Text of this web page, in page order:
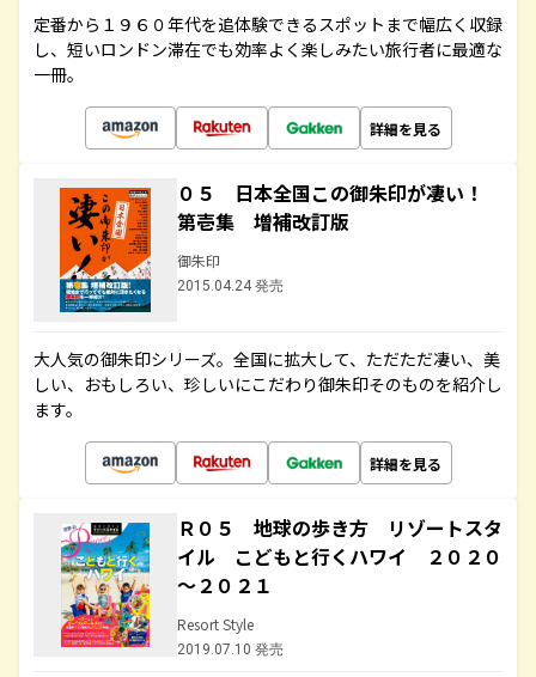
定番から１９６０年代を追体験できるスポットまで幅広く収録
し、短いロンドン滞在でも効率よく楽しみたい旅行者に最適な
一冊。
詳細を見る
０５ 日本全国この御朱印が凄い！
第壱集 増補改訂版
御朱印
2015.04.24 発売
大人気の御朱印シリーズ。全国に拡大して、ただただ凄い、美
しい、おもしろい、珍しいにこだわり御朱印そのものを紹介し
ます。
詳細を見る
Ｒ０５ 地球の歩き方 リゾートスタ
イル こどもと行くハワイ ２０２０
～２０２１
Resort Style
2019.07.10 発売